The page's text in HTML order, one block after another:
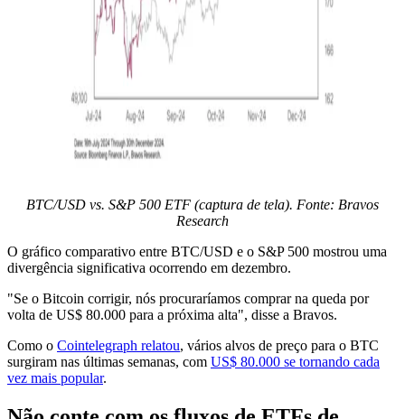
BTC/USD vs. S&P 500 ETF (captura de tela). Fonte: Bravos
Research
O gráfico comparativo entre BTC/USD e o S&P 500 mostrou uma
divergência significativa ocorrendo em dezembro.
"Se o Bitcoin corrigir, nós procuraríamos comprar na queda por
volta de US$ 80.000 para a próxima alta", disse a Bravos.
Como o Cointelegraph relatou, vários alvos de preço para o BTC
surgiram nas últimas semanas, com US$ 80.000 se tornando cada
vez mais popular.